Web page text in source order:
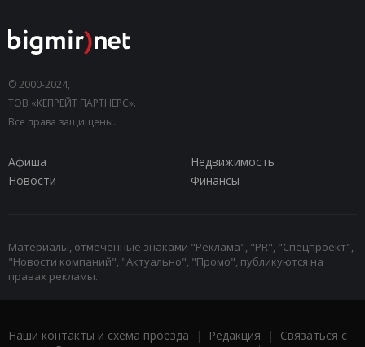
© 2000-2024,
ТОВ «КЕПРЕЙТ ПАРТНЕРС».
Все права защищены.
Афиша
Недвижимость
Новости
Финансы
Материалы, отмеченные знаками "Реклама", "PR", "Спецпроект",
"Новости компаний", "Актуально", "Промо", публикуются на
правах рекламы.
Наши контакты и схема проезда | Редакция | Связаться с